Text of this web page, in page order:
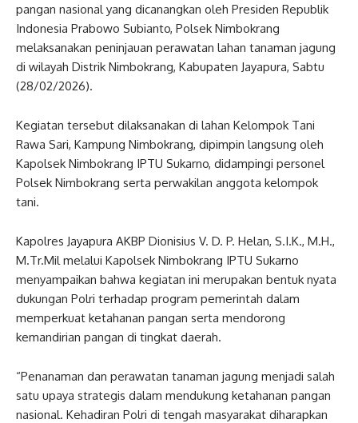
pangan nasional yang dicanangkan oleh Presiden Republik
Indonesia Prabowo Subianto, Polsek Nimbokrang
melaksanakan peninjauan perawatan lahan tanaman jagung
di wilayah Distrik Nimbokrang, Kabupaten Jayapura, Sabtu
(28/02/2026).
Kegiatan tersebut dilaksanakan di lahan Kelompok Tani
Rawa Sari, Kampung Nimbokrang, dipimpin langsung oleh
Kapolsek Nimbokrang IPTU Sukarno, didampingi personel
Polsek Nimbokrang serta perwakilan anggota kelompok
tani.
Kapolres Jayapura AKBP Dionisius V. D. P. Helan, S.I.K., M.H.,
M.Tr.Mil melalui Kapolsek Nimbokrang IPTU Sukarno
menyampaikan bahwa kegiatan ini merupakan bentuk nyata
dukungan Polri terhadap program pemerintah dalam
memperkuat ketahanan pangan serta mendorong
kemandirian pangan di tingkat daerah.
“Penanaman dan perawatan tanaman jagung menjadi salah
satu upaya strategis dalam mendukung ketahanan pangan
nasional. Kehadiran Polri di tengah masyarakat diharapkan